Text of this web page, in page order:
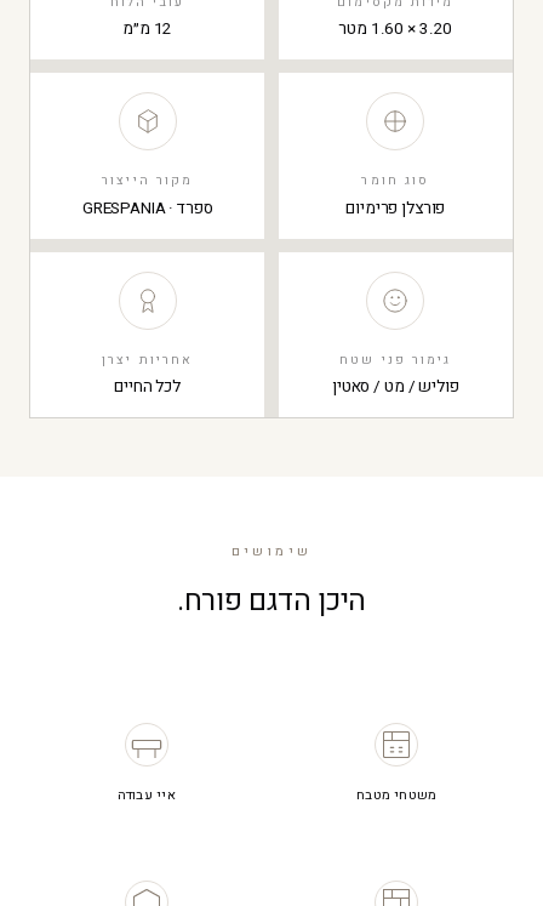
3.20 × 1.60 מטר 12 מ״מ
סוג חומר
פורצלן פרימיום
מקור הייצור
ספרד · GRESPANIA
גימור פני שטח
פוליש / מט / סאטין
אחריות יצרן
לכל החיים
שימושים
היכן הדגם פורח.
משטחי מטבח איי עבודה